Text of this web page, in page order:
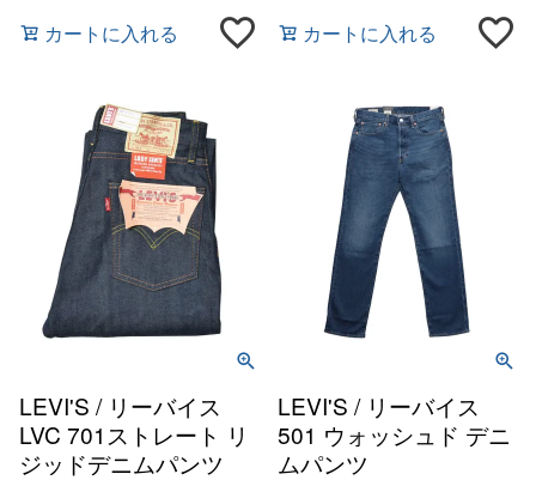
カートに入れる カートに入れる
LEVI'S / リーバイス
LVC 701ストレート リ
ジッドデニムパンツ
LEVI'S / リーバイス
501 ウォッシュド デニ
ムパンツ